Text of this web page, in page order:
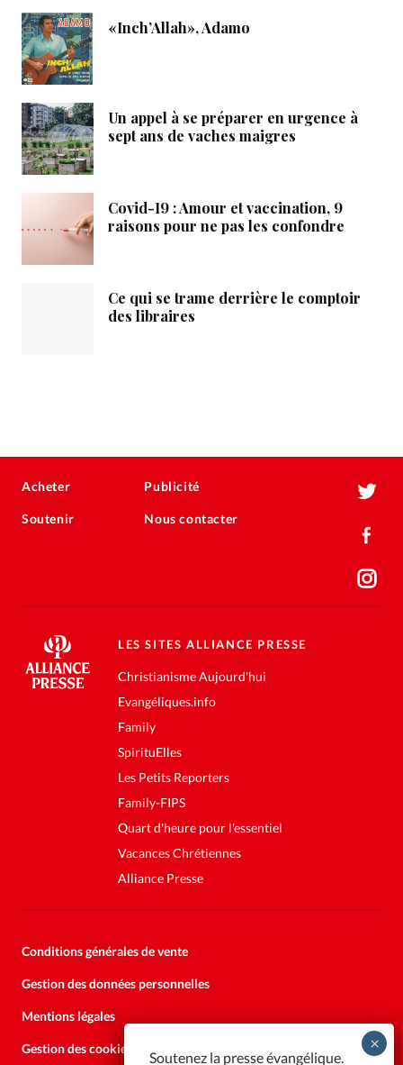
«Inch’Allah», Adamo
Un appel à se préparer en urgence à
sept ans de vaches maigres
Covid-19 : Amour et vaccination, 9
raisons pour ne pas les confondre
Ce qui se trame derrière le comptoir
des libraires
Acheter
Soutenir
Publicité
Nous contacter
LES SITES ALLIANCE PRESSE
Christianisme Aujourd'hui
Evangéliques.info
Family
SpirituElles
Les Petits Reporters
Family-FIPS
Quart d'heure pour l'essentiel
Vacances Chrétiennes
Alliance Presse
Conditions générales de vente
Gestion des données personnelles
Mentions légales
Gestion des cookies
Soutenez la presse évangélique.